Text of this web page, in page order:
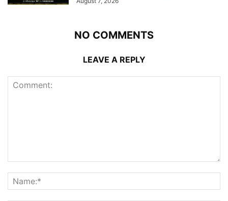
NO COMMENTS
LEAVE A REPLY